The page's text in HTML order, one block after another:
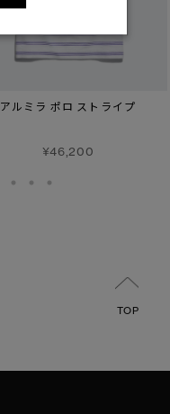
アルミラ ポロ ストライプ
¥46,200
TOP